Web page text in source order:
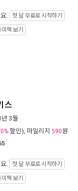
. 첫 달 무료로 시작하기
책 보기
스
3월
할인), 마일리지 590원
. 첫 달 무료로 시작하기
책 보기